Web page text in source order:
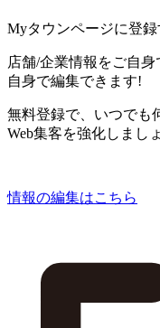
Myタウンページに登録
店舗/企業情報をご自
自身で編集できます!
無料登録で、いつでも
Web集客を強化しまし
情報の編集はこちら